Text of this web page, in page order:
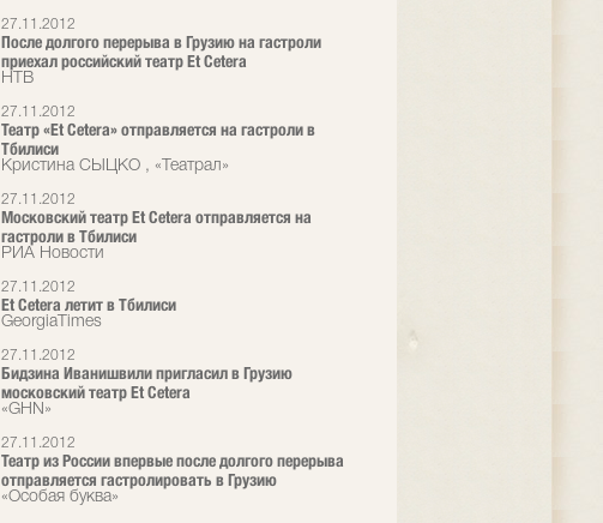
27.11.2012
После долгого перерыва в Грузию на гастроли
приехал российский театр Et Cetera
НТВ
27.11.2012
Театр «Et Cetera» отправляется на гастроли в
Тбилиси
Кристина СЫЦКО , «Театрал»
27.11.2012
Московский театр Et Cetera отправляется на
гастроли в Тбилиси
РИА Новости
27.11.2012
Et Cetera летит в Тбилиси
GeorgiaTimes
27.11.2012
Бидзина Иванишвили пригласил в Грузию
московский театр Et Cetera
«GHN»
27.11.2012
Театр из России впервые после долгого перерыва
отправляется гастролировать в Грузию
«Особая буква»